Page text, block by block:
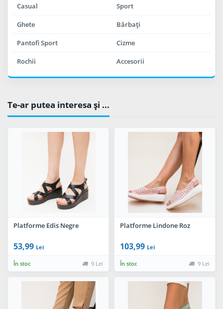
Casual Sport
Ghete Bărbaţi
Pantofi Sport Cizme
Rochii Accesorii
Te-ar putea interesa şi ...
Platforme Edis Negre
53,99 Lei
În stoc 9 Lei
Platforme Lindone Roz
103,99 Lei
În stoc 9 Lei